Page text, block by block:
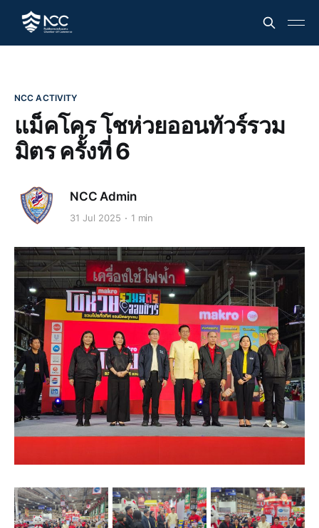
NCC ACTIVITY
แม็คโคร โชห่วยออนทัวร์รวม
มิตร ครั้งที่ 6
NCC Admin
31 Jul 2025 1 min